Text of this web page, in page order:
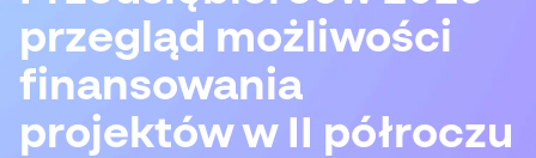
przegląd możliwości
finansowania
projektów w II półroczu